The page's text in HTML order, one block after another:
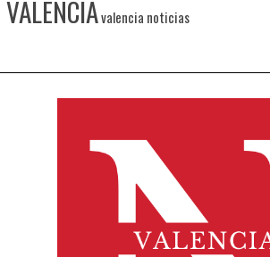
VALENCIAvalencia noticias